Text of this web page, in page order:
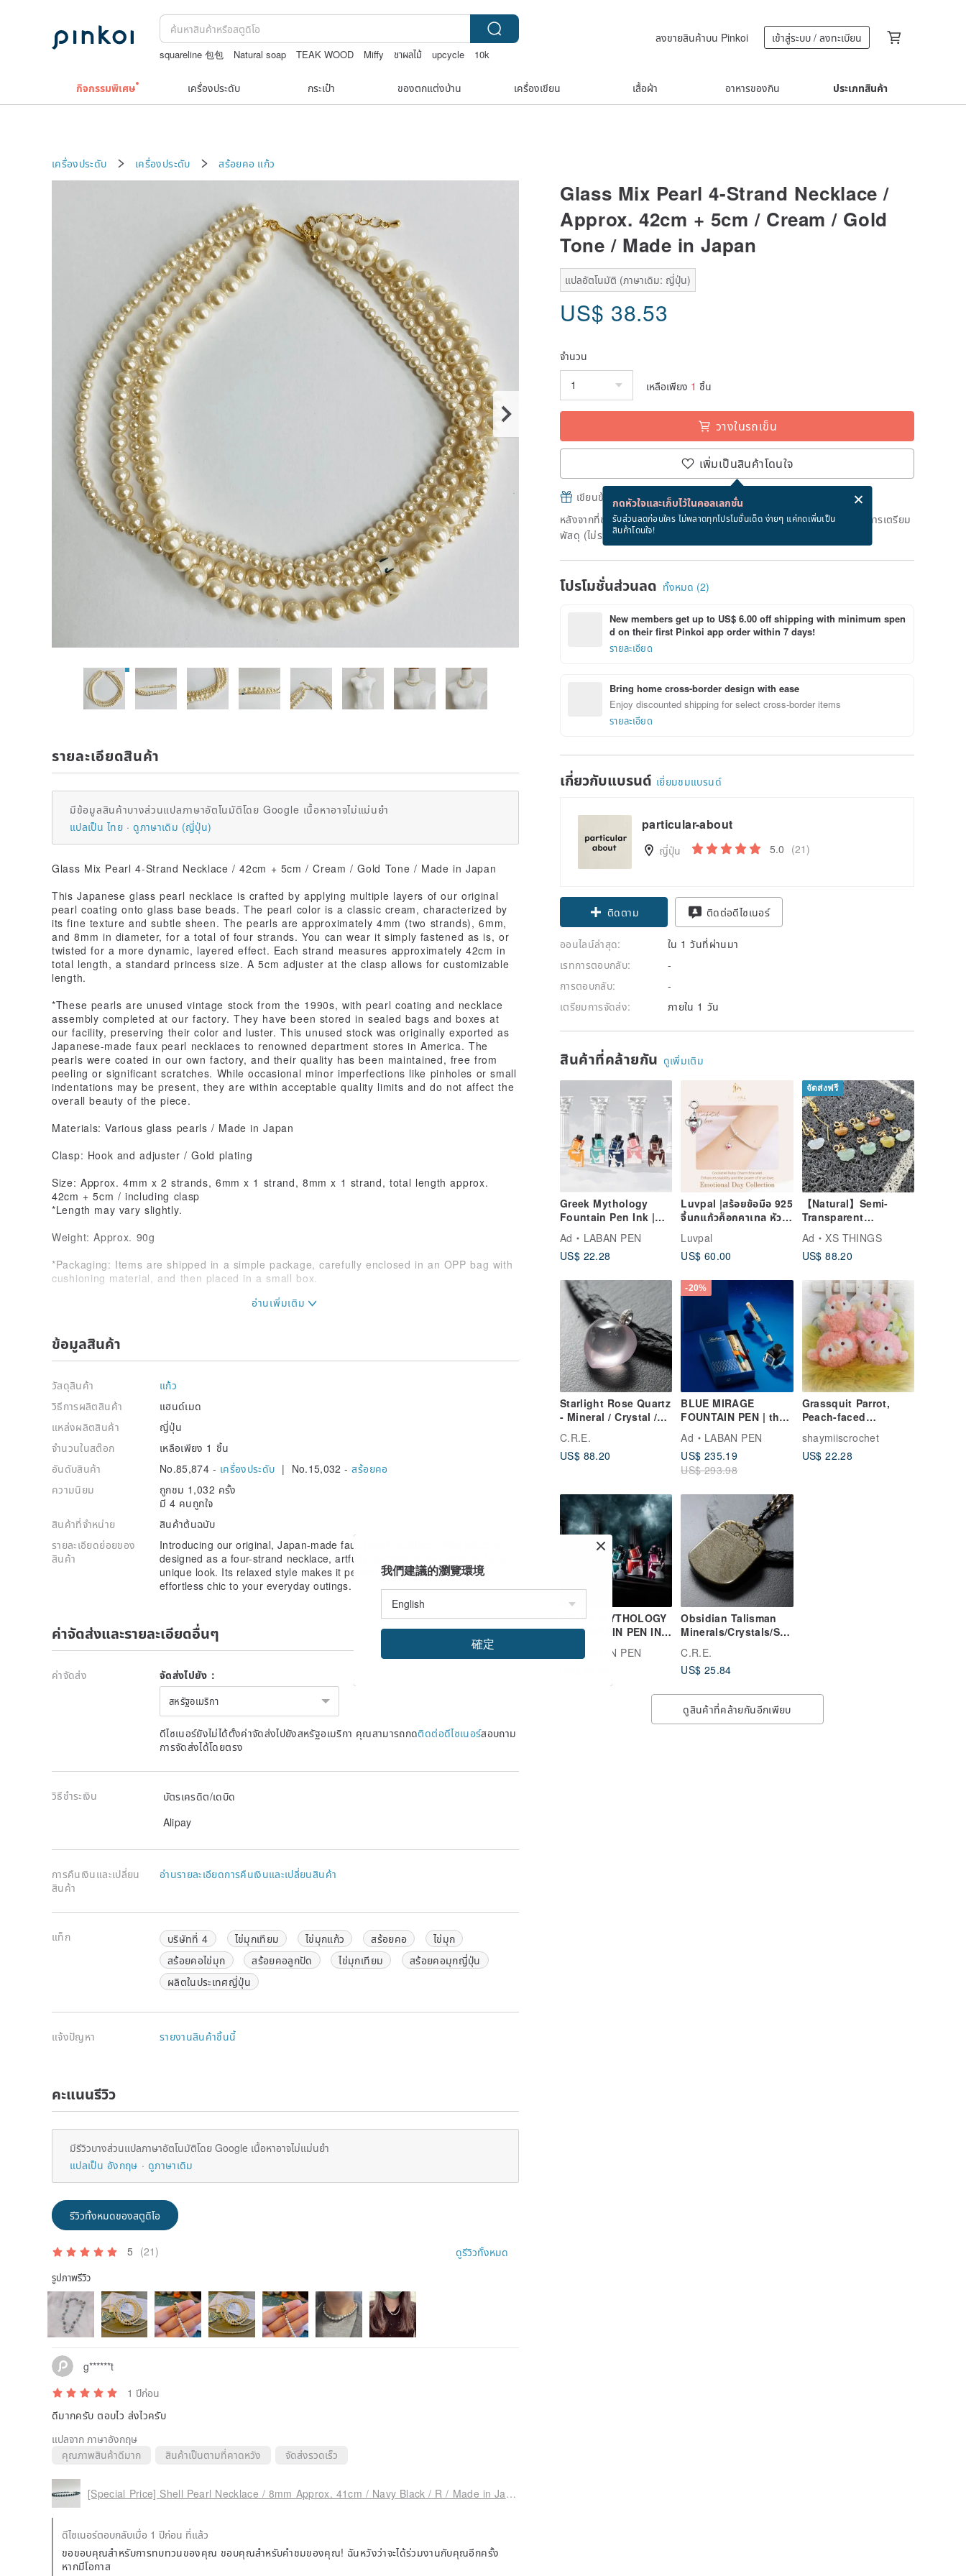
squareline 包包 Natural soap TEAK WOOD Miffy ชาผลไม้ upcycle
10k
ลงขายสินค้าบน Pinkoi เข้าสู่ระบบ / ลงทะเบียน
กิจกรรมพิเศษ เครื่องประดับ กระเป๋า ของตกแต่งบ้าน เครื่องเขียน เสื้อผ้า อาหารของกิน ประเภทสินค้า
เครื่องประดับ เครื่องประดับ สร้อยคอ แก้ว
Glass Mix Pearl 4-Strand Necklace /
Approx. 42cm + 5cm / Cream / Gold
Tone / Made in Japan
แปลอัตโนมัติ (ภาษาเดิม: ญี่ปุ่น)
US$ 38.53
จำนวน
เหลือเพียง 1 ชิ้น
วางในรถเข็น
เพิ่มเป็นสินค้าโดนใจ
กดหัวใจและเก็บไว้ในคอลเลกชั่น
รับส่วนลดก่อนใคร ไม่พลาดทุกโปรโมชั่นเด็ด ง่ายๆ แค่กดเพิ่มเป็น
สินค้าโดนใจ!
เขียนข้อความและส่ง eCard ฟรีเมื่อซื้อสินค้า!
หลังจากที่ชำระเงินถึงวันที่จะจัดส่งสินค้า จะใช้เวลาประมาณ 2 วันทางการในการเตรียม
พัสดุ (ไม่รวมวันหยุด)
โปรโมชั่นส่วนลด ทั้งหมด (2)
New members get up to US$ 6.00 off shipping with minimum spen
d on their first Pinkoi app order within 7 days!
รายละเอียด
Bring home cross-border design with ease
Enjoy discounted shipping for select cross-border items
รายละเอียด
เกี่ยวกับแบรนด์ เยี่ยมชมแบรนด์
particular-about
ญี่ปุ่น 5.0 (21)
ติดตาม ติดต่อดีไซเนอร์
ออนไลน์ล่าสุด:
ใน 1 วันที่ผ่านมา
เรทการตอบกลับ:
-
การตอบกลับ:
-
เตรียมการจัดส่ง:
ภายใน 1 วัน
สินค้าที่คล้ายกัน ดูเพิ่มเติม
Greek Mythology
Fountain Pen Ink |
Vivid colors
Ad
LABAN PEN
US$ 22.28
Luvpal |สร้อยข้อมือ 925
จี้นกแก้วค็อกคาเทล หัวใจ
ทับทิมแท้ | Emotional
Day - Love
Luvpal
US$ 60.00
จัดส่งฟรี
【Natural】Semi-
Transparent
Multicolored
Exquisitely Hand-
Carved Ruyi Pendant
Ad
XS THINGS
US$ 88.20
Starlight Rose Quartz
- Mineral / Crystal /
Spirituality / Good
Luck / Wealth
Attraction / Ward Off
C.R.E.
US$ 88.20
-20%
BLUE MIRAGE
FOUNTAIN PEN | the
initial stirrings of the
heart
Ad
LABAN PEN
US$ 235.19
US$ 293.98
Grassquit Parrot,
Peach-faced
Lovebird, Bourke's
Parrot, Small doll &
round body type, pet
shaymiiscrochet
US$ 22.28
GREEK MYTHOLOGY
2 FOUNTAIN PEN INK
LABAN PEN
Obsidian Talisman
Minerals/Crystals/Spi
Fortune/Attracting
Wealth/Dispelling
Petty People
C.R.E.
US$ 25.84
ดูสินค้าที่คล้ายกันอีกเพียบ
รายละเอียดสินค้า
มีข้อมูลสินค้าบางส่วนแปลภาษาอัตโนมัติโดย Google เนื้อหาอาจไม่แม่นยำ
แปลเป็น ไทย
ดูภาษาเดิม (ญี่ปุ่น)
Glass Mix Pearl 4-Strand Necklace / 42cm + 5cm / Cream / Gold Tone / Made in Japan
This Japanese glass pearl necklace is crafted by applying multiple layers of our original
pearl coating onto glass base beads. The pearl color is a classic cream, characterized by
its fine texture and subtle sheen. The pearls are approximately 4mm (two strands), 6mm,
and 8mm in diameter, for a total of four strands. You can wear it simply fastened as is, or
twisted for a more dynamic, layered effect. Each strand measures approximately 42cm in
total length, a standard princess size. A 5cm adjuster at the clasp allows for customizable
length.
*These pearls are unused vintage stock from the 1990s, with pearl coating and necklace
assembly completed at our factory. They have been stored in sealed bags and boxes at
our facility, preserving their color and luster. This unused stock was originally exported as
Japanese-made faux pearl necklaces to renowned department stores in America. The
pearls were coated in our own factory, and their quality has been maintained, free from
peeling or significant scratches. While occasional minor imperfections like pinholes or small
indentations may be present, they are within acceptable quality limits and do not affect the
overall beauty of the piece.
Materials: Various glass pearls / Made in Japan
Clasp: Hook and adjuster / Gold plating
Size: Approx. 4mm x 2 strands, 6mm x 1 strand, 8mm x 1 strand, total length approx.
42cm + 5cm / including clasp
*Length may vary slightly.
Weight: Approx. 90g
*Packaging: Items are shipped in a simple package, carefully enclosed in an OPP bag with
cushioning material, and then placed in a small box.
*We strive to photograph our products to accurately represent their true appearance.
*We advise those with sensitivities to plated materials to refrain from purchasing.
*Plated parts may discolor slightly due to oxidation from sweat and sebum. After use,
gently wipe the pearls and metal fittings with a soft cloth. Storing them in a cool, shaded
place, preferably in a zip-lock bag or case, will help maintain their condition for longer.
ข้อมูลสินค้า
วัสดุสินค้า
แก้ว
วิธีการผลิตสินค้า
แฮนด์เมด
แหล่งผลิตสินค้า
ญี่ปุ่น
จำนวนในสต๊อก
เหลือเพียง 1 ชิ้น
อันดับสินค้า
No.85,874 - เครื่องประดับ | No.15,032 -สร้อยคอ
ความนิยม
ถูกชม 1,032 ครั้ง
มี 4 คนถูกใจ
สินค้าที่จำหน่าย
สินค้าต้นฉบับ
รายละเอียดย่อยของ
สินค้า
Introducing our original, Japan-made faux pearl necklace. This piece is
designed as a four-strand necklace, artfully combining four strands for a
unique look. Its relaxed style makes it perfect for adding a touch of
effortless chic to your everyday outings.
ค่าจัดส่งและรายละเอียดอื่นๆ
ค่าจัดส่ง จัดส่งไปยัง：
สหรัฐอเมริกา
ดีไซเนอร์ยังไม่ได้ตั้งค่าจัดส่งไปยังสหรัฐอเมริกา คุณสามารถกดติดต่อดีไซเนอร์สอบถาม
การจัดส่งได้โดยตรง
วิธีชำระเงิน
บัตรเครดิต/เดบิด
Alipay
การคืนเงินและเปลี่ยน
สินค้า
อ่านรายละเอียดการคืนเงินและเปลี่ยนสินค้า
แท็ก บริษัทที่ 4 ไข่มุกเทียม ไข่มุกแก้ว สร้อยคอ
ไข่มุก
สร้อยคอไข่มุก
สร้อยคอลูกปัด ไข่มุกเทียม
สร้อยคอมุกญี่ปุ่น
ผลิตในประเทศญี่ปุ่น
แจ้งปัญหา รายงานสินค้าชิ้นนี้
คะแนนรีวิว
มีรีวิวบางส่วนแปลภาษาอัตโนมัติโดย Google เนื้อหาอาจไม่แม่นยำ
แปลเป็น อังกฤษ
ดูภาษาเดิม
รีวิวทั้งหมดของสตูดิโอ
5 (21) ดูรีวิวทั้งหมด
รูปภาพรีวิว
g******t
1 ปีก่อน
ดีมากครับ ตอบไว ส่งไวครับ
แปลจาก ภาษาอังกฤษ
คุณภาพสินค้าดีมาก
สินค้าเป็นตามที่คาดหวัง จัดส่งรวดเร็ว
[Special Price] Shell Pearl Necklace / 8mm Approx. 41cm / Navy Black / R / Made in Japan
ดีไซเนอร์ตอบกลับเมื่อ 1 ปีก่อน ที่แล้ว
ขอขอบคุณสำหรับการทบทวนของคุณ ขอบคุณสำหรับคำชมของคุณ! ฉันหวังว่าจะได้ร่วมงานกับคุณอีกครั้ง
หากมีโอกาส
我們建議的瀏覽環境
確定